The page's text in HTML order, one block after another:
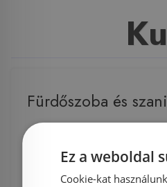
Fürdőszoba és
Komplett bútorok
s 1013 ,
Ez a weboldal
Cookie-kat